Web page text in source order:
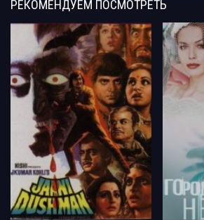
РЕКОМЕНДУЕМ ПОСМОТРЕТЬ